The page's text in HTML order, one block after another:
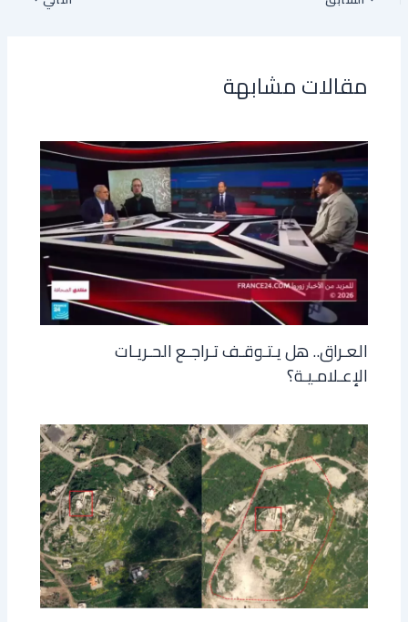
مقالات مشابهة
العـراق.. هل يـتـوقـف تـراجـع الحـريـات
الإعـلامـيـة؟